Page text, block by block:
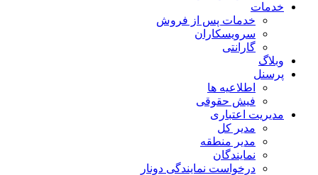
خدمات
خدمات پس از فروش
سرویسکاران
گارانتی
وبلاگ
پرسنل
اطلاعیه ها
فیش حقوقی
مدیریت اعتباری
مدیر کل
مدیر منطقه
نمایندگان
درخواست نمایندگی دونار